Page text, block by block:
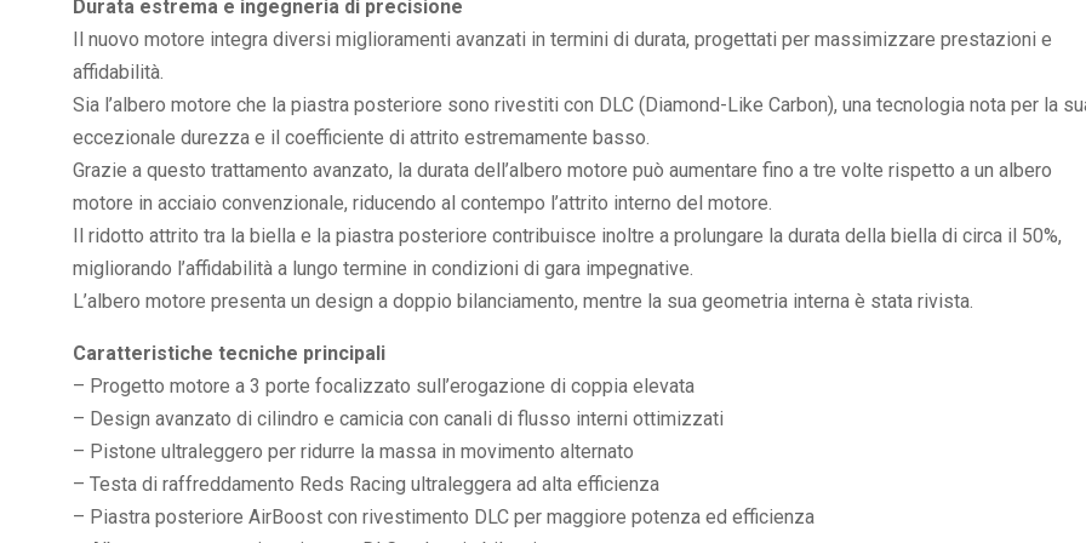
Durata estrema e ingegneria di precisione
Il nuovo motore integra diversi miglioramenti avanzati in termini di durata, progettati per massimizzare prestazioni e
affidabilità.
Sia l’albero motore che la piastra posteriore sono rivestiti con DLC (Diamond-Like Carbon), una tecnologia nota per la
eccezionale durezza e il coefficiente di attrito estremamente basso.
Grazie a questo trattamento avanzato, la durata dell’albero motore può aumentare fino a tre volte rispetto a un albero
motore in acciaio convenzionale, riducendo al contempo l’attrito interno del motore.
Il ridotto attrito tra la biella e la piastra posteriore contribuisce inoltre a prolungare la durata della biella di circa il 50%,
migliorando l’affidabilità a lungo termine in condizioni di gara impegnative.
L’albero motore presenta un design a doppio bilanciamento, mentre la sua geometria interna è stata rivista.
Caratteristiche tecniche principali
– Progetto motore a 3 porte focalizzato sull’erogazione di coppia elevata
– Design avanzato di cilindro e camicia con canali di flusso interni ottimizzati
– Pistone ultraleggero per ridurre la massa in movimento alternato
– Testa di raffreddamento Reds Racing ultraleggera ad alta efficienza
– Piastra posteriore AirBoost con rivestimento DLC per maggiore potenza ed efficienza